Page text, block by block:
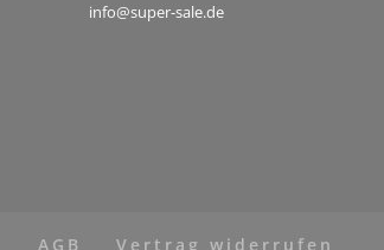
info@super-sale.de
AGB Vertrag widerrufen